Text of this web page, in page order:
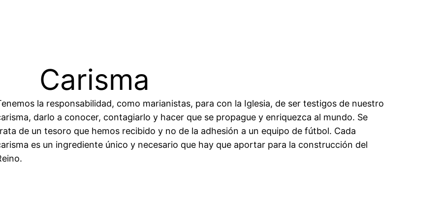
Carisma
la responsabilidad, como marianistas, para con la Iglesia, de ser testigos de nuestro
darlo a conocer, contagiarlo y hacer que se propague y enriquezca al mundo. Se
de un tesoro que hemos recibido y no de la adhesión a un equipo de fútbol. Cada
es un ingrediente único y necesario que hay que aportar para la construcción del